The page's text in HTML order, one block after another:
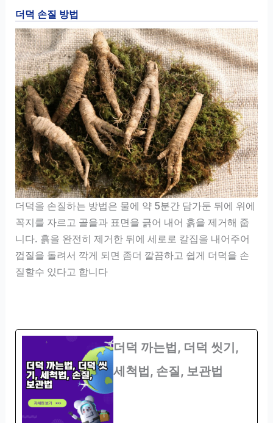
더덕 손질 방법
더덕을 손질하는 방법은 물에 약 5분간 담가둔 뒤에 위에
꼭지를 자르고 골을과 표면을 긁어 내어 흙을 제거해 줍
니다. 흙을 완전히 제거한 뒤에 세로로 칼집을 내어주어
껍질을 돌려서 깍게 되면 좀더 깔끔하고 쉽게 더덕을 손
질할수 있다고 합니다
더덕 까는법, 더덕 씻기,
세척법, 손질, 보관법